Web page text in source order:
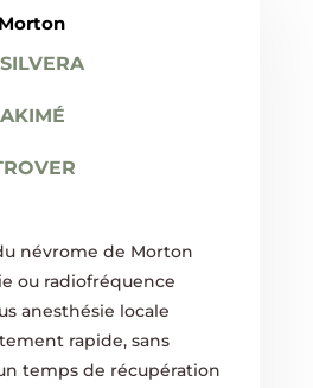
névrome de Morton
ou radiofréquence
anesthésie locale
rapide, sans
temps de récupération